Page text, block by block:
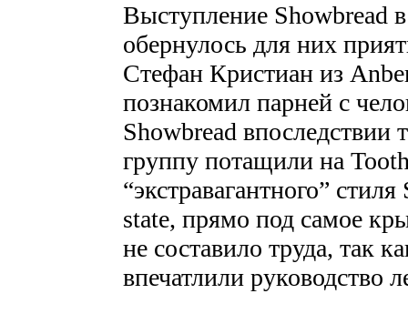
Выступление Showbread
обернулось для них
Стефан Кристиан из
познакомил парней с
Showbread впоследствии
группу потащили на
“экстравагантного”
state, прямо под самое
не составило труда, так
впечатлили руководство